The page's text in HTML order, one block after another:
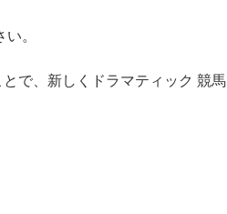
。
で、新しくドラマティック 競馬